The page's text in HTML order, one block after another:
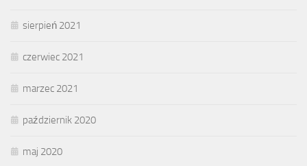
sierpień 2021
czerwiec 2021
marzec 2021
październik 2020
maj 2020